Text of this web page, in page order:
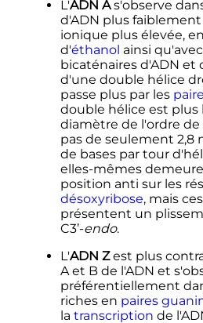
L'ADN As'observe
d'ADN plus
ionique plus élevée,
d'éthanol ainsi
bicaténaires d'ADN et
d'une double hélice
passe plus par les
double hélice est plus
diamètre de l'ordre de
pas de seulement 2,8
de bases par tour
elles-mêmes
position anti sur les
désoxyribose, mais
présentent un
C3’-endo.
L'ADN Zest plus
A et B de l'ADN et
préférentiellement
riches en paires
la transcription de